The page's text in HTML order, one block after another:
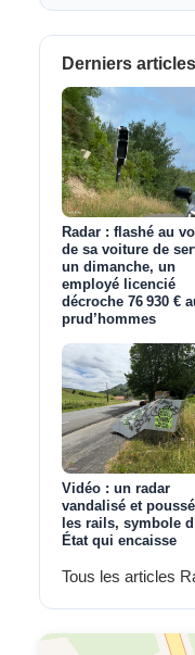
Derniers
Radar : flashé au
de sa voiture de
un dimanche, un
employé licencié
décroche 76 930 €
prud’hommes
Vidéo : un radar
vandalisé et
les rails, symbole
État qui encaisse
Tous les articles